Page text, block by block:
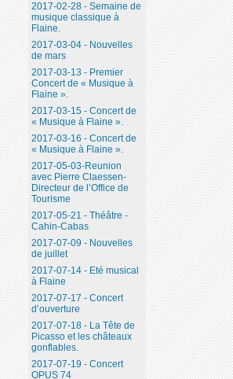
2017-02-28 - Semaine de
musique classique à
Flaine.
2017-03-04 - Nouvelles
de mars
2017-03-13 - Premier
Concert de « Musique à
Flaine ».
2017-03-15 - Concert de
« Musique à Flaine ».
2017-03-16 - Concert de
« Musique à Flaine ».
2017-05-03-Reunion
avec Pierre Claessen-
Directeur de l’Office de
Tourisme
2017-05-21 - Théâtre -
Cahin-Cabas
2017-07-09 - Nouvelles
de juillet
2017-07-14 - Eté musical
à Flaine
2017-07-17 - Concert
d’ouverture
2017-07-18 - La Tête de
Picasso et les châteaux
gonflables.
2017-07-19 - Concert
OPUS 74